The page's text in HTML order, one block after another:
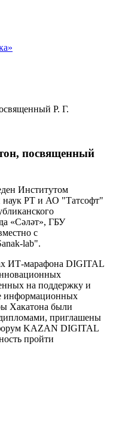
посвященный
Институтом
наук РТ и АО "Татсофт"
«Сәләт», ГБУ
с
lab".
ИТ-марафона DIGITAL
на поддержку и
информационных
Хакатона были
приглашены
KAZAN DIGITAL
пройти